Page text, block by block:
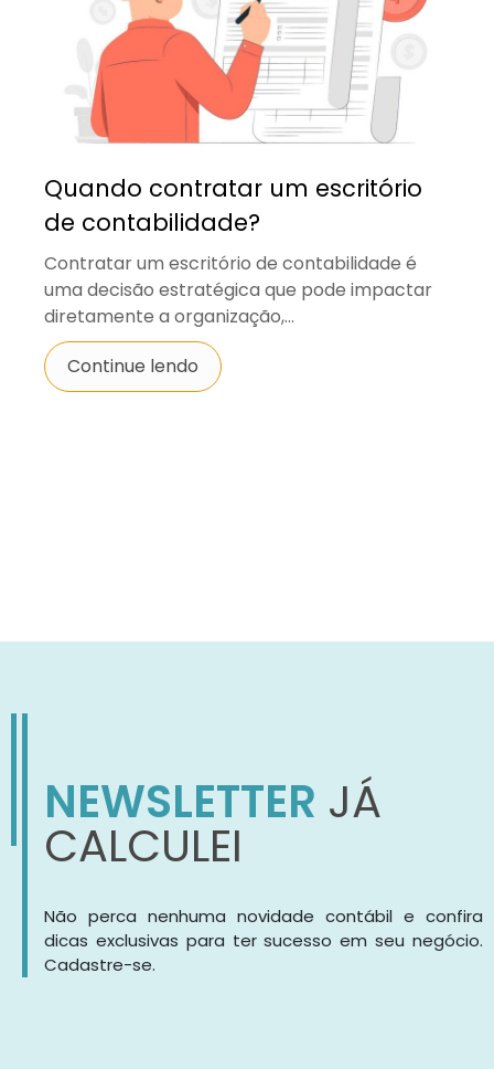
Quando contratar um escritório
de contabilidade?
Contratar um escritório de contabilidade é
uma decisão estratégica que pode impactar
diretamente a organização,...
Continue lendo
NEWSLETTER JÁ
CALCULEI
Não perca nenhuma novidade contábil e confira
dicas exclusivas para ter sucesso em seu negócio.
Cadastre-se.